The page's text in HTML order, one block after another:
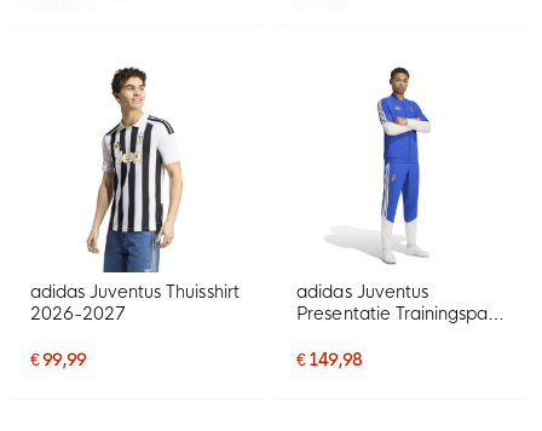
adidas Juventus Thuisshirt
2026-2027
€ 99,99
adidas Juventus
Presentatie Trainingspak
Goud
€ 149,98